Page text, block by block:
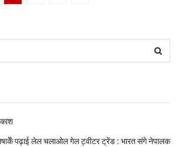
भाषाकेँ पढ़ाई लेल चलाओल गेल ट्वीटर ट्रेंड : भारत संगे नेपालक